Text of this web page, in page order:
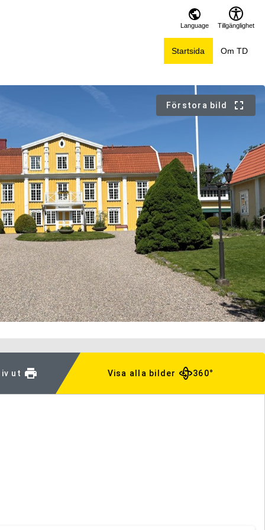
Language Tillgänglighet
Startsida Om TD
Förstora bild
ut Visa alla bilder 360°